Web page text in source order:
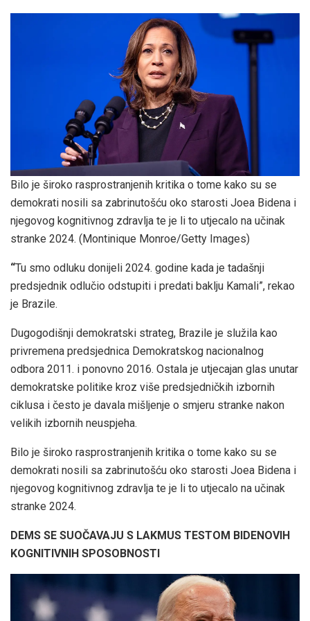
Bilo je široko rasprostranjenih kritika o tome kako su se
demokrati nosili sa zabrinutošću oko starosti Joea Bidena i
njegovog kognitivnog zdravlja te je li to utjecalo na učinak
stranke 2024. (Montinique Monroe/Getty Images)
“Tu smo odluku donijeli 2024. godine kada je tadašnji
predsjednik odlučio odstupiti i predati baklju Kamali”, rekao
je Brazile.
Dugogodišnji demokratski strateg, Brazile je služila kao
privremena predsjednica Demokratskog nacionalnog
odbora 2011. i ponovno 2016. Ostala je utjecajan glas unutar
demokratske politike kroz više predsjedničkih izbornih
ciklusa i često je davala mišljenje o smjeru stranke nakon
velikih izbornih neuspjeha.
Bilo je široko rasprostranjenih kritika o tome kako su se
demokrati nosili sa zabrinutošću oko starosti Joea Bidena i
njegovog kognitivnog zdravlja te je li to utjecalo na učinak
stranke 2024.
DEMS SE SUOČAVAJU S LAKMUS TESTOM BIDENOVIH
KOGNITIVNIH SPOSOBNOSTI